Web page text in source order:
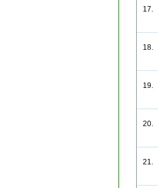
17.
18.
19.
20.
21.